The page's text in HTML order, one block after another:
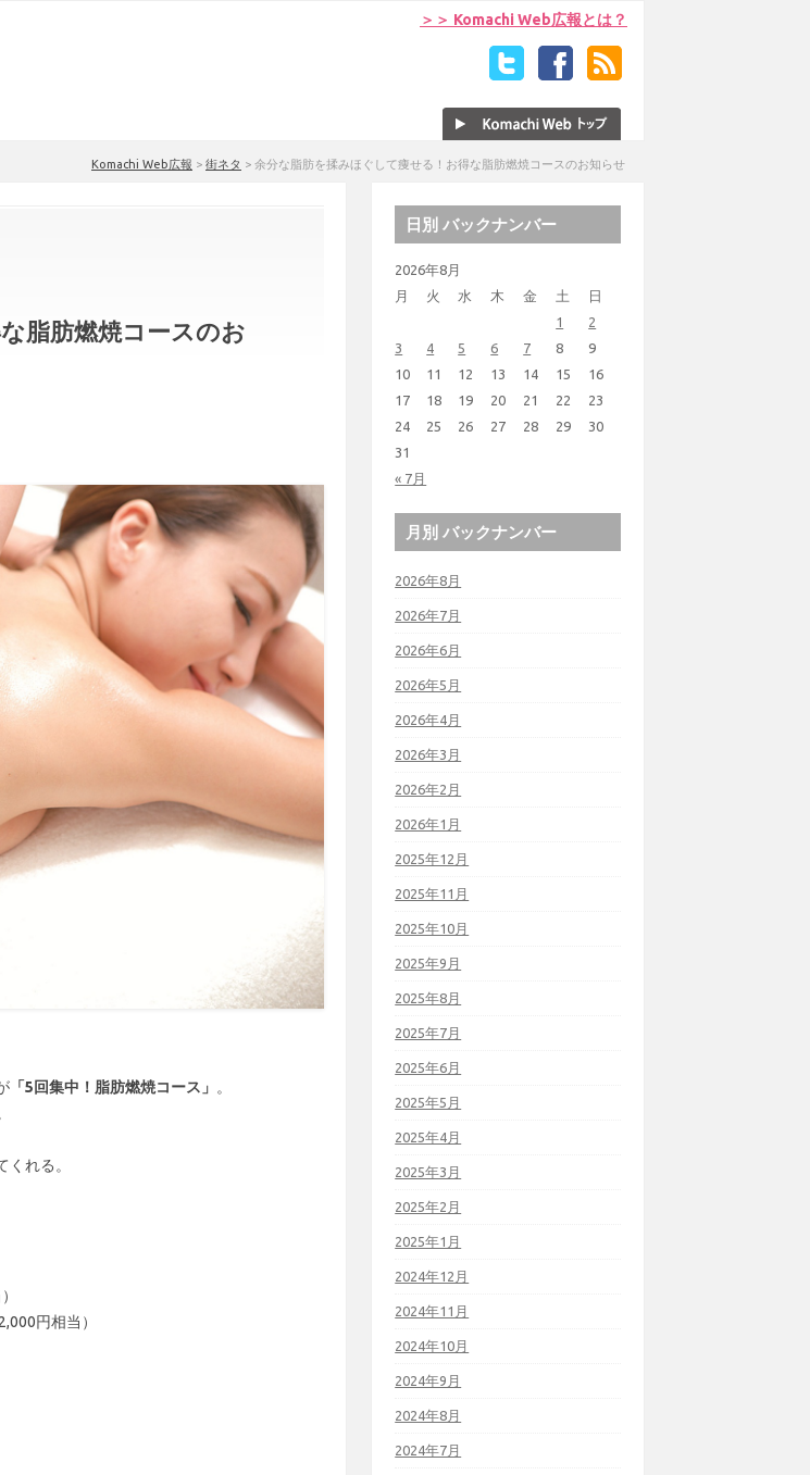
＞＞ Komachi Web広報とは？
Komachi Web広報 > 街ネタ > 余分な脂肪を揉みほぐして痩せる！お得な脂肪燃焼コースのお知らせ
脂肪燃焼コースのお
「5回集中！脂肪燃焼コース」 。
れる。
円相当）
日別 バックナンバー
2026年8月
月
火 水 木 金 土 日
« 7月
1
2
3
4 5 6 7 8
9
10
11 12 13 14 15
16
17
18 19 20 21 22
23
24
25 26 27 28 29
30
31
月別 バックナンバー
2026年8月
2026年7月
2026年6月
2026年5月
2026年4月
2026年3月
2026年2月
2026年1月
2025年12月
2025年11月
2025年10月
2025年9月
2025年8月
2025年7月
2025年6月
2025年5月
2025年4月
2025年3月
2025年2月
2025年1月
2024年12月
2024年11月
2024年10月
2024年9月
2024年8月
2024年7月